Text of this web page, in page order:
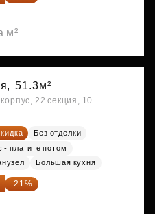
м²
51.3м²
22 секция, 10
Без отделки
- платите потом
Большая кухня
-21%